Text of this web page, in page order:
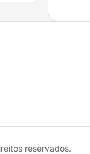
reservados.